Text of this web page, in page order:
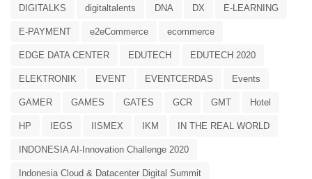
DIGITALKS digitaltalents DNA DX E-LEARNING
E-PAYMENT e2eCommerce ecommerce
EDGE DATA CENTER EDUTECH EDUTECH 2020
ELEKTRONIK EVENT EVENTCERDAS Events
GAMER GAMES GATES GCR GMT Hotel
HP IEGS IISMEX IKM IN THE REAL WORLD
INDONESIA AI-Innovation Challenge 2020
Indonesia Cloud & Datacenter Digital Summit